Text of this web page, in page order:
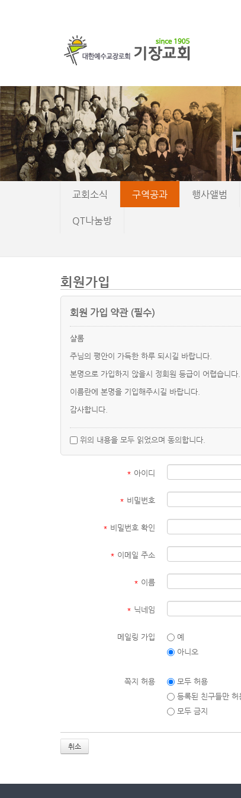
교회소식 구역공과 행사앨범
QT나눔방
회원가입
회원 가입 약관 (필수)
샬롬
주님의 평안이 가득한 하루 되시길 바랍니다.
본명으로 가입하지 않을시 정회원 등급이 어렵습니다.
이름란에 본명을 기입해주시길 바랍니다.
감사합니다.
위의 내용을 모두 읽었으며 동의합니다.
* 아이디
* 비밀번호
* 비밀번호 확인
* 이메일 주소
* 이름
* 닉네임
메일링 가입
예
아니오
쪽지 허용
모두 허용
등록된 친구들만 허
모두 금지
취소